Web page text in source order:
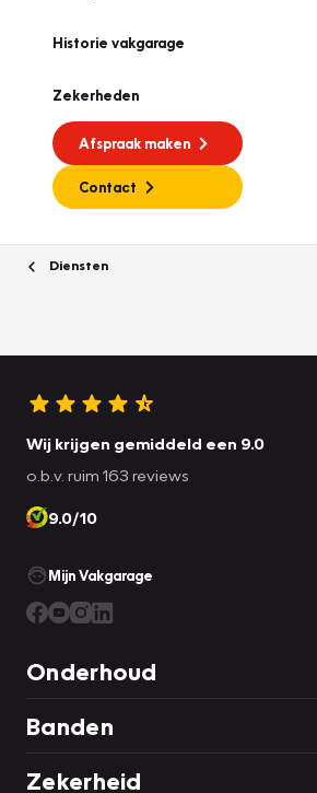
Historie vakgarage
Zekerheden
Afspraak maken
Contact
Diensten
Wij krijgen gemiddeld een 9.0
o.b.v. ruim 163 reviews
9.0/10
Mijn Vakgarage
Onderhoud
Banden
Zekerheid